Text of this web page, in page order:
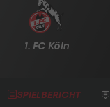
1. FC Köln
SPIELBERICHT